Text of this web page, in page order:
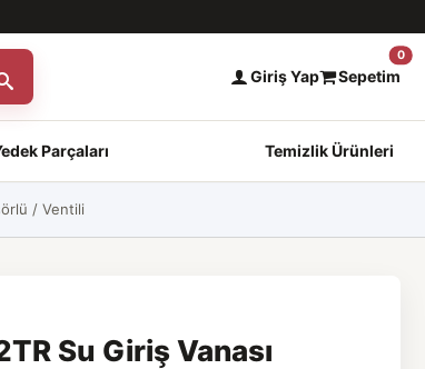
Giriş Yap Sepetim
0
Parçaları Temizlik Ürünleri
/ Ventili
Su Giriş Vanası